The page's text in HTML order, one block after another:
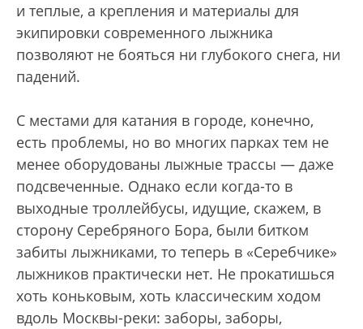
и теплые, а крепления и материалы для
экипировки современного лыжника
позволяют не бояться ни глубокого снега, ни
падений.
С местами для катания в городе, конечно,
есть проблемы, но во многих парках тем не
менее оборудованы лыжные трассы — даже
подсвеченные. Однако если когда-то в
выходные троллейбусы, идущие, скажем, в
сторону Серебряного Бора, были битком
забиты лыжниками, то теперь в «Серебчике»
лыжников практически нет. Не прокатишься
хоть коньковым, хоть классическим ходом
вдоль Москвы-реки: заборы, заборы,